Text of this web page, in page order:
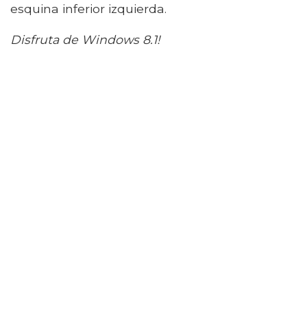
esquina inferior izquierda.
Disfruta de Windows 8.1!